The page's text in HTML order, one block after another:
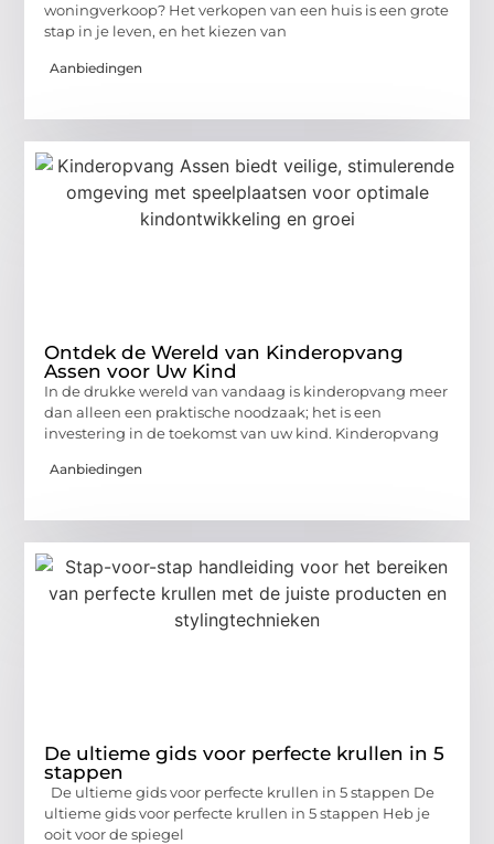
woningverkoop? Het verkopen van een huis is een grote
stap in je leven, en het kiezen van
Aanbiedingen
Ontdek de Wereld van Kinderopvang
Assen voor Uw Kind
In de drukke wereld van vandaag is kinderopvang meer
dan alleen een praktische noodzaak; het is een
investering in de toekomst van uw kind. Kinderopvang
Aanbiedingen
De ultieme gids voor perfecte krullen in 5
stappen
De ultieme gids voor perfecte krullen in 5 stappen De
ultieme gids voor perfecte krullen in 5 stappen Heb je
ooit voor de spiegel